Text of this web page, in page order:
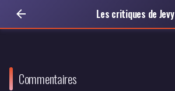
Les critiques de Jevy
Commentaires